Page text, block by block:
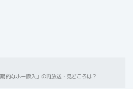
的なホー吸入」の再放送・見どころは？